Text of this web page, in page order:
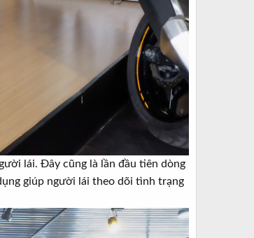
lái. Đây cũng là lần đầu tiên dòng
giúp người lái theo dõi tình trạng